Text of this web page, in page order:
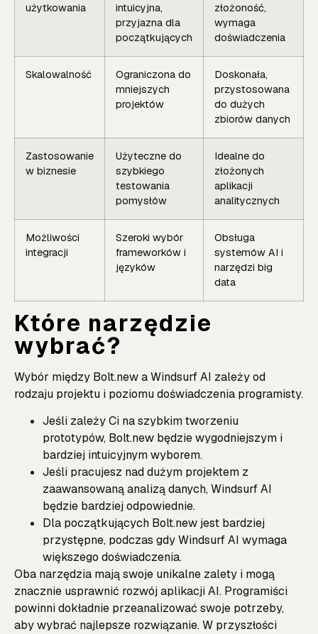
użytkowania
intuicyjna,
przyjazna dla
początkujących
złożoność,
wymaga
doświadczenia
Skalowalność
Ograniczona do
mniejszych
projektów
Doskonała,
przystosowana
do dużych
zbiorów danych
Zastosowanie
w biznesie
Użyteczne do
szybkiego
testowania
pomysłów
Idealne do
złożonych
aplikacji
analitycznych
Możliwości
integracji
Szeroki wybór
frameworków i
języków
Obsługa
systemów AI i
narzędzi big
data
Które narzędzie
wybrać?
Wybór między Bolt.new a Windsurf AI zależy od
rodzaju projektu i poziomu doświadczenia programisty.
Jeśli zależy Ci na szybkim tworzeniu
prototypów, Bolt.new będzie wygodniejszym i
bardziej intuicyjnym wyborem.
Jeśli pracujesz nad dużym projektem z
zaawansowaną analizą danych, Windsurf AI
będzie bardziej odpowiednie.
Dla początkujących Bolt.new jest bardziej
przystępne, podczas gdy Windsurf AI wymaga
większego doświadczenia.
Oba narzędzia mają swoje unikalne zalety i mogą
znacznie usprawnić rozwój aplikacji AI. Programiści
powinni dokładnie przeanalizować swoje potrzeby,
aby wybrać najlepsze rozwiązanie. W przyszłości